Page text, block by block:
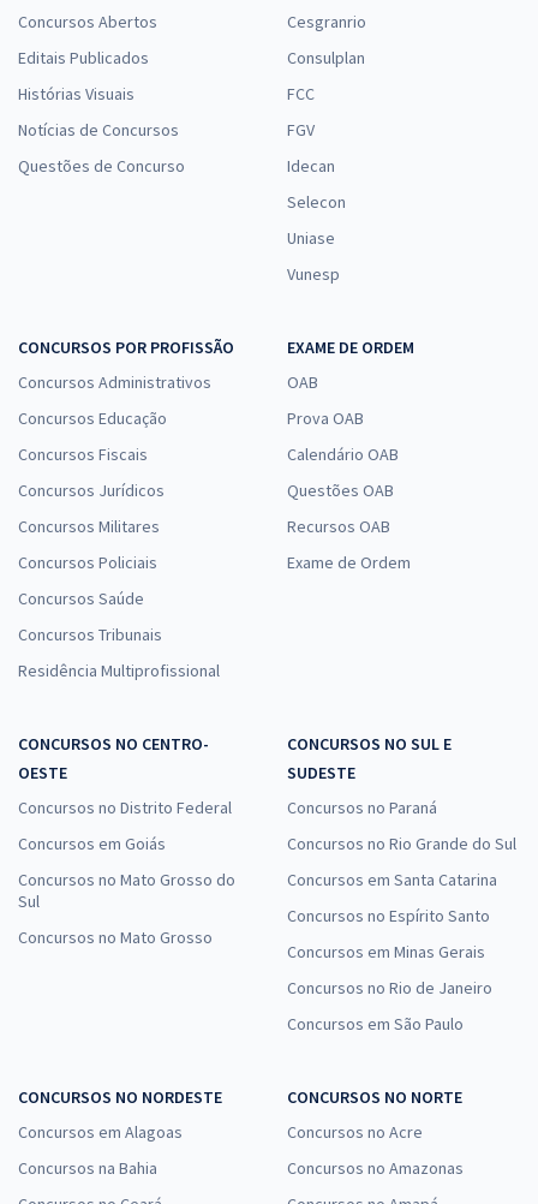
Concursos Abertos
Editais Publicados
Histórias Visuais
Notícias de Concursos
Questões de Concurso
Cesgranrio
Consulplan
FCC
FGV
Idecan
Selecon
Uniase
Vunesp
CONCURSOS POR PROFISSÃO
Concursos Administrativos
Concursos Educação
Concursos Fiscais
Concursos Jurídicos
Concursos Militares
Concursos Policiais
Concursos Saúde
Concursos Tribunais
Residência Multiprofissional
EXAME DE ORDEM
OAB
Prova OAB
Calendário OAB
Questões OAB
Recursos OAB
Exame de Ordem
CONCURSOS NO CENTRO-
OESTE
Concursos no Distrito Federal
Concursos em Goiás
Concursos no Mato Grosso do
Sul
Concursos no Mato Grosso
CONCURSOS NO SUL E
SUDESTE
Concursos no Paraná
Concursos no Rio Grande do Sul
Concursos em Santa Catarina
Concursos no Espírito Santo
Concursos em Minas Gerais
Concursos no Rio de Janeiro
Concursos em São Paulo
CONCURSOS NO NORDESTE
Concursos em Alagoas
Concursos na Bahia
CONCURSOS NO NORTE
Concursos no Acre
Concursos no Amazonas